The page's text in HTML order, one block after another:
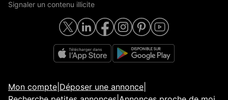
Signaler un contenu illicite
Mon compte Déposer une annonce